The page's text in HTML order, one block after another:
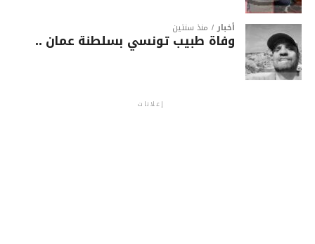
أخبار منذ سنتين
وفاة طبيب تونسي بسلطنة عمان ..
إعلانات